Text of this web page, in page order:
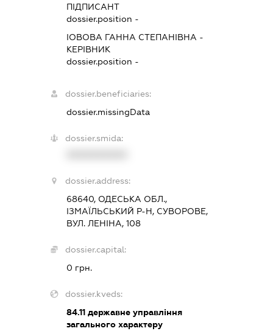
ПІДПИСАНТ
dossier.position -
ІОВОВА ГАННА СТЕПАНІВНА -
КЕРІВНИК
dossier.position -
dossier.beneficiaries:
dossier.missingData
dossier.smida:
dossier.address:
68640, ОДЕСЬКА ОБЛ.,
ІЗМАЇЛЬСЬКИЙ Р-Н, СУВОРОВЕ,
ВУЛ. ЛЕНІНА, 108
dossier.capital:
0 грн.
dossier.kveds:
84.11державне управління
загального характеру